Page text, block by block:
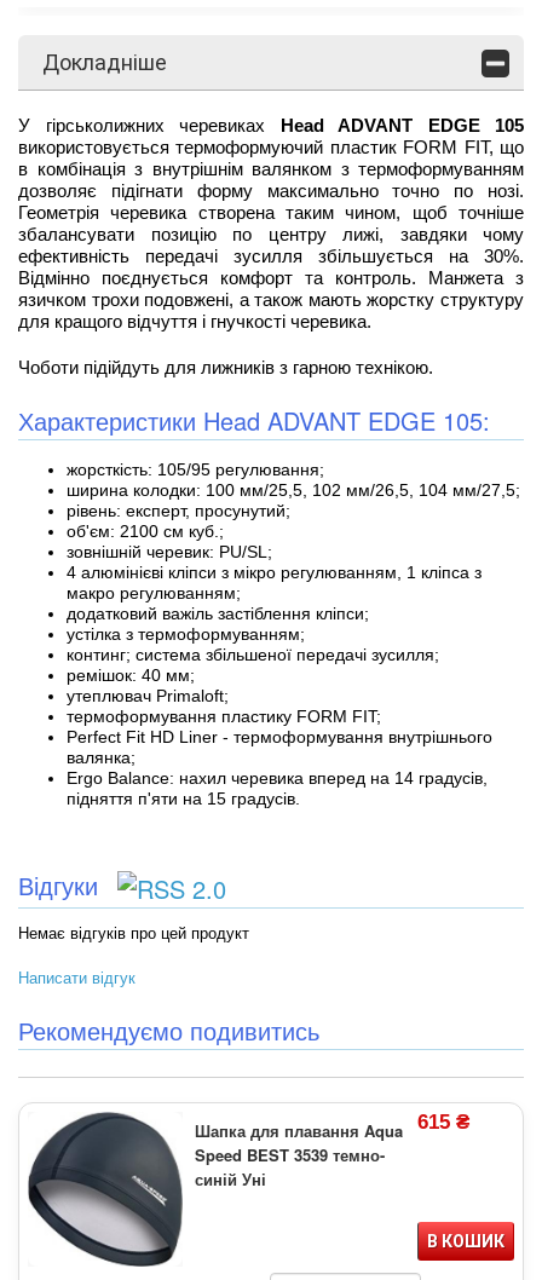
Докладніше
У гірськолижних черевиках Head ADVANT EDGE 105
використовується термоформуючий пластик FORM FIT, що
в комбінація з внутрішнім валянком з термоформуванням
дозволяє підігнати форму максимально точно по нозі.
Геометрія черевика створена таким чином, щоб точніше
збалансувати позицію по центру лижі, завдяки чому
ефективність передачі зусилля збільшується на 30%.
Відмінно поєднується комфорт та контроль. Манжета з
язичком трохи подовжені, а також мають жорстку структуру
для кращого відчуття і гнучкості черевика.
Чоботи підійдуть для лижників з гарною технікою.
Характеристики Head ADVANT EDGE 105:
жорсткість: 105/95 регулювання;
ширина колодки: 100 мм/25,5, 102 мм/26,5, 104 мм/27,5;
рівень: експерт, просунутий;
об'єм: 2100 см куб.;
зовнішній черевик: PU/SL;
4 алюмінієві кліпси з мікро регулюванням, 1 кліпса з
макро регулюванням;
додатковий важіль застіблення кліпси;
устілка з термоформуванням;
континг; система збільшеної передачі зусилля;
ремішок: 40 мм;
утеплювач Primaloft;
термоформування пластику FORM FIT;
Perfect Fit HD Liner - термоформування внутрішнього
валянка;
Ergo Balance: нахил черевика вперед на 14 градусів,
підняття п'яти на 15 градусів.
Відгуки
Немає відгуків про цей продукт
Написати відгук
Рекомендуємо подивитись
Шапка для плавання Aqua
Speed BEST 3539 темно-
синій Уні
615 ₴
В КОШИК